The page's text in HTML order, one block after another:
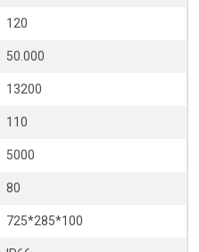
120
50.000
13200
110
5000
80
725*285*100